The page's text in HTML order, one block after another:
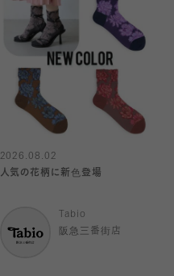
2026.08.02
人気の花柄に新色登場
Tabio
阪急三番街店